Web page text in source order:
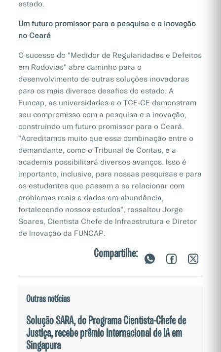
estado.
Um futuro promissor para a pesquisa e a inovação
no Ceará
O sucesso do "Medidor de Regularidades e Defeitos
em Rodovias" abre caminho para o
desenvolvimento de outras soluções inovadoras
para os mais diversos desafios do estado. A
Funcap, as universidades e o TCE-CE demonstram
seu compromisso com a pesquisa e a inovação,
construindo um futuro promissor para o Ceará.
"Acreditamos muito que essa combinação entre o
demandante, como o Tribunal de Contas, e a
academia possibilitará diversos avanços. Isso é
importante, inclusive, para nossas pesquisas e para
os estudantes que passam a se relacionar com
problemas reais e dados em abundância,
fortalecendo nossos estudos", ressaltou Jorge
Soares, Cientista Chefe de Infraestrutura e Diretor
de Inovação da FUNCAP.
Compartilhe:
Outras notícias
Solução SARA, do Programa Cientista-Chefe de
Justiça, recebe prêmio internacional de IA em
Singapura